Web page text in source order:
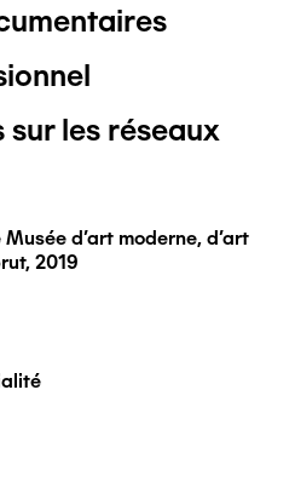
sur les réseaux
d'art moderne, d'art
2019